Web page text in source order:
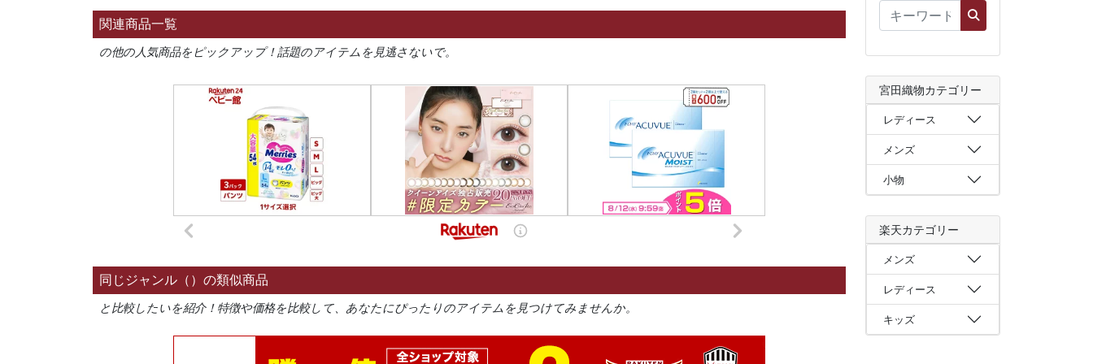
関連商品一覧
の他の人気商品をピックアップ！話題のアイテムを見逃さないで。
同じジャンル（）の類似商品
と比較したいを紹介！特徴や価格を比較して、あなたにぴったりのアイテムを見つけてみませんか。
宮田織物カテゴリー
レディース
メンズ
小物
楽天カテゴリー
メンズ
レディース
キッズ